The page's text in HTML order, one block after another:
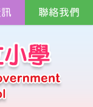
聯絡我們